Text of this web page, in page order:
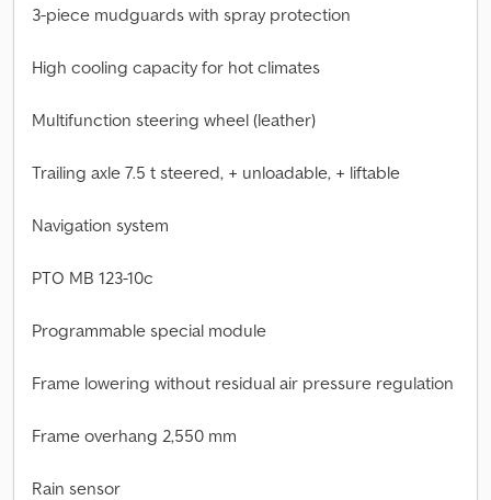
3-piece mudguards with spray protection
High cooling capacity for hot climates
Multifunction steering wheel (leather)
Trailing axle 7.5 t steered, + unloadable, + liftable
Navigation system
PTO MB 123-10c
Programmable special module
Frame lowering without residual air pressure regulation
Frame overhang 2,550 mm
Rain sensor